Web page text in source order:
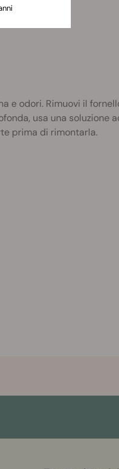
e odori. Rimuovi il
usa una soluzione
prima di rimontarla.